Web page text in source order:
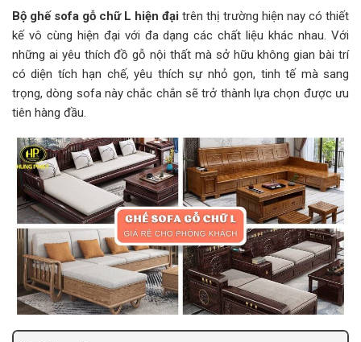
Bộ ghế sofa gỗ chữ L hiện đại trên thị trường hiện nay có thiết
kế vô cùng hiện đại với đa dạng các chất liệu khác nhau. Với
những ai yêu thích đồ gỗ nội thất mà sở hữu không gian bài trí
có diện tích hạn chế, yêu thích sự nhỏ gọn, tinh tế mà sang
trọng, dòng sofa này chắc chắn sẽ trở thành lựa chọn được ưu
tiên hàng đầu.